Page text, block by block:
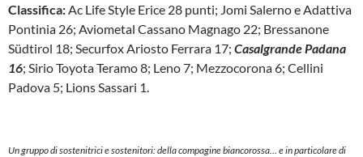
Classifica: Ac Life Style Erice 28 punti; Jomi Salerno e Adattiva
Pontinia 26; Aviometal Cassano Magnago 22; Bressanone
Südtirol 18; Securfox Ariosto Ferrara 17; Casalgrande Padana
16; Sirio Toyota Teramo 8; Leno 7; Mezzocorona 6; Cellini
Padova 5; Lions Sassari 1.
Un gruppo di sostenitrici e sostenitori: della compagine biancorossa… e in particolare di